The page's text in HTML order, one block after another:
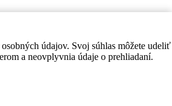
údajov. Svoj súhlas môžete udeliť
a neovplyvnia údaje o prehliadaní.